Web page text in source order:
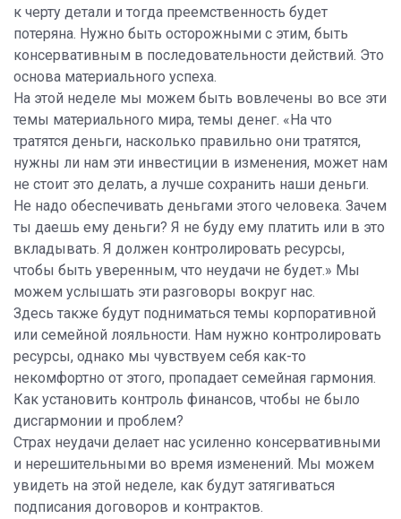
к черту детали и тогда преемственность будет
потеряна. Нужно быть осторожными с этим, быть
консервативным в последовательности действий. Это
основа материального успеха.
На этой неделе мы можем быть вовлечены во все эти
темы материального мира, темы денег. «На что
тратятся деньги, насколько правильно они тратятся,
нужны ли нам эти инвестиции в изменения, может нам
не стоит это делать, а лучше сохранить наши деньги.
Не надо обеспечивать деньгами этого человека. Зачем
ты даешь ему деньги? Я не буду ему платить или в это
вкладывать. Я должен контролировать ресурсы,
чтобы быть уверенным, что неудачи не будет.» Мы
можем услышать эти разговоры вокруг нас.
Здесь также будут подниматься темы корпоративной
или семейной лояльности. Нам нужно контролировать
ресурсы, однако мы чувствуем себя как-то
некомфортно от этого, пропадает семейная гармония.
Как установить контроль финансов, чтобы не было
дисгармонии и проблем?
Страх неудачи делает нас усиленно консервативными
и нерешительными во время изменений. Мы можем
увидеть на этой неделе, как будут затягиваться
подписания договоров и контрактов.